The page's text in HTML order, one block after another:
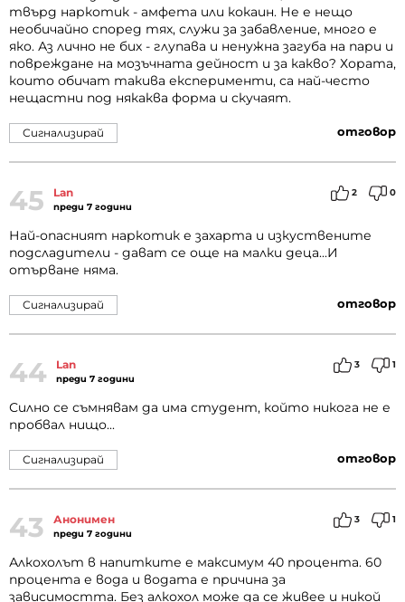
твърд наркотик - амфета или кокаин. Не е нещо
необичайно според тях, служи за забавление, много е
яко. Аз лично не бих - глупава и ненужна загуба на пари и
повреждане на мозъчната дейност и за какво? Хората,
които обичат такива експерименти, са най-често
нещастни под някаква форма и скучаят.
отговор
Сигнализирай
45 Lan
преди 7 години
2 0
Най-опасният наркотик е захарта и изкуствените
подсладители - дават се още на малки деца...И
отърване няма.
отговор
Сигнализирай
44 Lan
преди 7 години
3 1
Силно се съмнявам да има студент, който никога не е
пробвал нищо...
отговор
Сигнализирай
43 Анонимен
преди 7 години
3 1
Алкохолът в напитките е максимум 40 процента. 60
процента е вода и водата е причина за
зависимостта. Без алкохол може да се живее и никой